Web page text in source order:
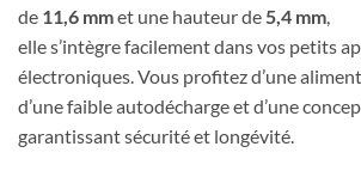
de 11,6 mmet une hauteur de5,4 mm,
elle s’intègre facilement dans vos petits
électroniques. Vous profitez d’une
d’une faible autodécharge et d’une
garantissant sécurité et longévité.